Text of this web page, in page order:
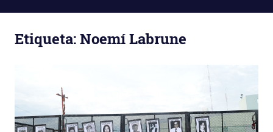
Etiqueta:Noemí Labrune